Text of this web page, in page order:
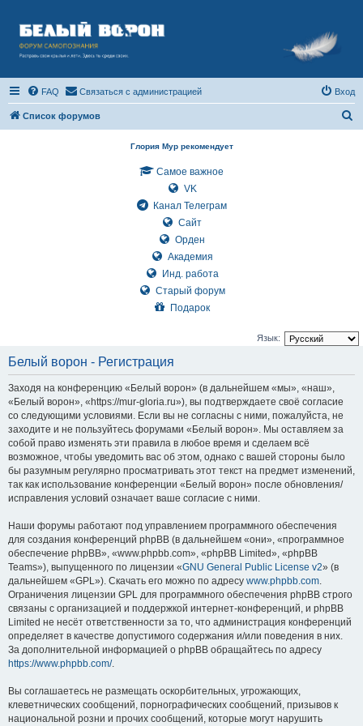
FAQ Связаться с администрацией Вход
Список форумов
Глория Мур рекомендует
Самое важное
VK
Канал Телеграм
Сайт
Орден
Академия
Инд. работа
Старый форум
Подарок
Язык:
Белый ворон - Регистрация
Заходя на конференцию «Белый ворон» (в дальнейшем «мы», «наш»,
«Белый ворон», «https://mur-gloria.ru»), вы подтверждаете своё согласие
со следующими условиями. Если вы не согласны с ними, пожалуйста, не
заходите и не пользуйтесь форумами «Белый ворон». Мы оставляем за
собой право изменять эти правила в любое время и сделаем всё
возможное, чтобы уведомить вас об этом, однако с вашей стороны было
бы разумным регулярно просматривать этот текст на предмет изменений,
так как использование конференции «Белый ворон» после обновления/
исправления условий означает ваше согласие с ними.
Наши форумы работают под управлением программного обеспечения
для создания конференций phpBB (в дальнейшем «они», «программное
обеспечение phpBB», «www.phpbb.com», «phpBB Limited», «phpBB
Teams»), выпущенного по лицензии «GNU General Public License v2» (в
дальнейшем «GPL»). Скачать его можно по адресу www.phpbb.com
Ограничения лицензии GPL для программного обеспечения phpBB строго
связаны с организацией и поддержкой интернет-конференций, и phpBB
Limited не несёт ответственности за то, что администрация конференций
определяет в качестве допустимого содержания и/или поведения в них.
За дополнительной информацией о phpBB обращайтесь по адресу
https://www.phpbb.com/.
Вы соглашаетесь не размещать оскорбительных, угрожающих,
клеветнических сообщений, порнографических сообщений, призывов к
национальной розни и прочих сообщений, которые могут нарушить